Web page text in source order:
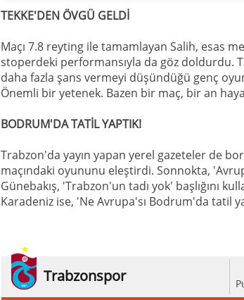
TEKKE'DEN ÖVGÜ GELDİ
Maçı 7.8 reyting ile tamamlayan Salih, esas
stoperdeki performansıyla da göz doldurdu.
daha fazla şans vermeyi düşündüğü genç
Önemli bir yetenek. Bazen bir maç, bir an
BODRUM'DA TATİL YAPTIK!
Trabzon'da yayın yapan yerel gazeteler de
maçındaki oyununu eleştirdi. Sonnokta,
Günebakış, 'Trabzon'un tadı yok' başlığını
Karadeniz ise, 'Ne Avrupa'sı Bodrum'da tatil
Trabzonspor